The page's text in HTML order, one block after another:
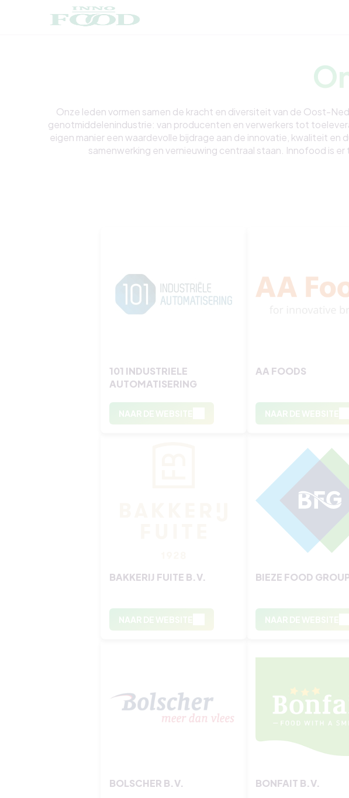
Onze leden vormen samen de kracht en diversiteit van de Oost-
genotmiddelenindustrie: van producenten en verwerkers tot
eigen manier een waardevolle bijdrage aan de innovatie, kwaliteit
samenwerking en vernieuwing centraal staan. Innofood is
101 INDUSTRIELE
AUTOMATISERING
NAAR DE WEBSITE
AA FOODS
NAAR DE WEBSITE
BAKKERIJ FUITE B.V.
NAAR DE WEBSITE
BIEZE FOOD
NAAR DE WEBSITE
BOLSCHER B.V. BONFAIT B.V.